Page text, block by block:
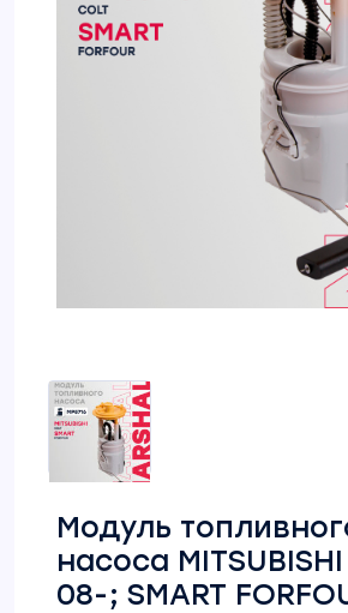
Модуль
насоса MITSUBISHI
08-; SMART